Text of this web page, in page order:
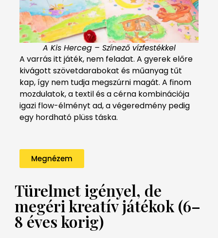
A Kis Herceg – Színező vízfestékkel
A varrás itt játék, nem feladat. A gyerek előre
kivágott szövetdarabokat és műanyag tűt
kap, így nem tudja megszúrni magát. A finom
mozdulatok, a textil és a cérna kombinációja
igazi flow-élményt ad, a végeredmény pedig
egy hordható plüss táska.
Megnézem
Türelmet igényel, de
megéri kreatív játékok (6–
8 éves korig)